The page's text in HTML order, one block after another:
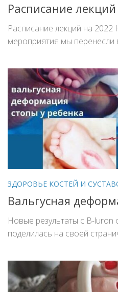
Расписание лекций
Расписание лекций на 2022
мероприятия мы перенесли
ЗДОРОВЬЕ КОСТЕЙ И
Вальгусная
Новые результаты с B-luron
поделилась на своей